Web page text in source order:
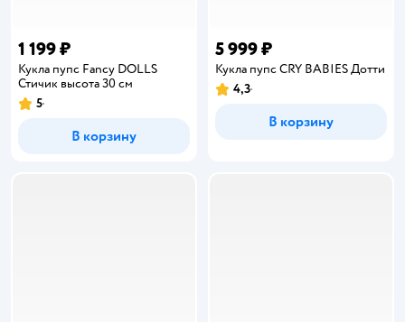
1 199 ₽
Кукла пупс Fancy DOLLS
Стичик высота 30 см
Рейтинг:
5
В корзину
5 999 ₽
Кукла пупс CRY BABIES Дотти
Рейтинг:
4,3
В корзину